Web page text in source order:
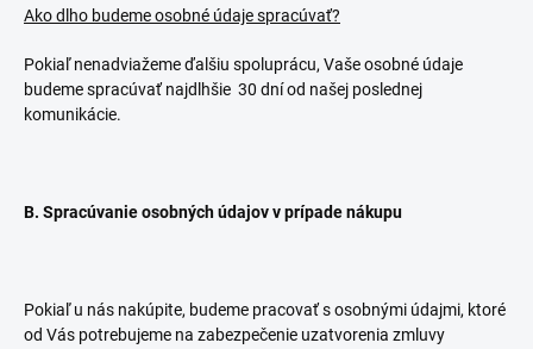
Ako dlho budeme osobné údaje spracúvať?
Pokiaľ nenadviažeme ďalšiu spoluprácu, Vaše osobné údaje
budeme spracúvať najdlhšie 30 dní od našej poslednej
komunikácie.
B. Spracúvanie osobných údajov v prípade nákupu
Pokiaľ u nás nakúpite, budeme pracovať s osobnými údajmi, ktoré
od Vás potrebujeme na zabezpečenie uzatvorenia zmluvy